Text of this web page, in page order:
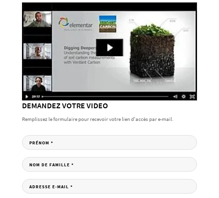
DEMANDEZ VOTRE VIDEO
Remplissez le formulaire pour recevoir votre lien d'accès par e-mail.
PRÉNOM *
NOM DE FAMILLE *
ADRESSE E-MAIL *